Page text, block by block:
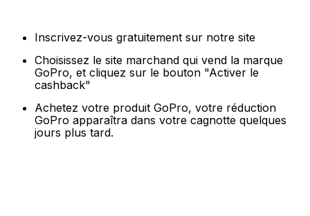
Inscrivez-vous gratuitement sur notre site
Choisissez le site marchand qui vend la marque
GoPro, et cliquez sur le bouton "Activer le
cashback"
Achetez votre produit GoPro, votre réduction
GoPro apparaîtra dans votre cagnotte quelques
jours plus tard.